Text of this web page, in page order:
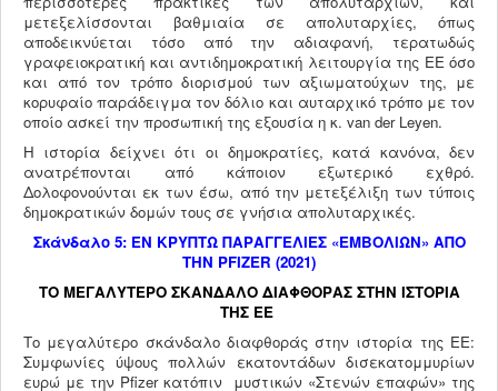
μετεξελίσσονται βαθμιαία σε απολυταρχίες, όπως
αποδεικνύεται τόσο από την αδιαφανή, τερατωδώς
γραφειοκρατική και αντιδημοκρατική λειτουργία της ΕΕ όσο
και από τον τρόπο διορισμού των αξιωματούχων της, με
κορυφαίο παράδειγμα τον δόλιο και αυταρχικό τρόπο με τον
οποίο ασκεί την προσωπική της εξουσία η κ. van der Leyen.
Η ιστορία δείχνει ότι οι δημοκρατίες, κατά κανόνα, δεν
ανατρέπονται από κάποιον εξωτερικό εχθρό.
Δολοφονούνται εκ των έσω, από την μετεξέλιξη των τύποις
δημοκρατικών δομών τους σε γνήσια απολυταρχικές.
Σκάνδαλο 5: ΕΝ ΚΡΥΠΤΩ ΠΑΡΑΓΓΕΛΙΕΣ «ΕΜΒΟΛΙΩΝ» ΑΠΟ
ΤΗΝ PFIZER (2021)
ΤΟ ΜΕΓΑΛΥΤΕΡΟ ΣΚΑΝΔΑΛΟ ΔΙΑΦΘΟΡΑΣ ΣΤΗΝ ΙΣΤΟΡΙΑ
ΤΗΣ ΕΕ
Το μεγαλύτερο σκάνδαλο διαφθοράς στην ιστορία της ΕΕ:
Συμφωνίες ύψους πολλών εκατοντάδων δισεκατομμυρίων
ευρώ με την Pfizer κατόπιν μυστικών «Στενών επαφών» της